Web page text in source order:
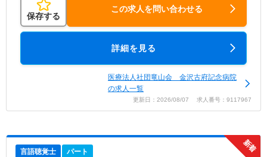
保存する
この求人を問い合わせる
詳細を見る
医療法人社団竜山会 金沢古府記念病院
の求人一覧
更新日：2026/08/07 求人番号：9117967
言語聴覚士 パート